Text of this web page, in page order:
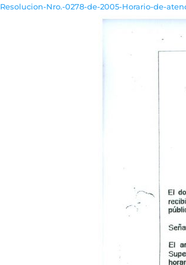
Resolucion-Nro.-0278-de-2005-Horario-de-